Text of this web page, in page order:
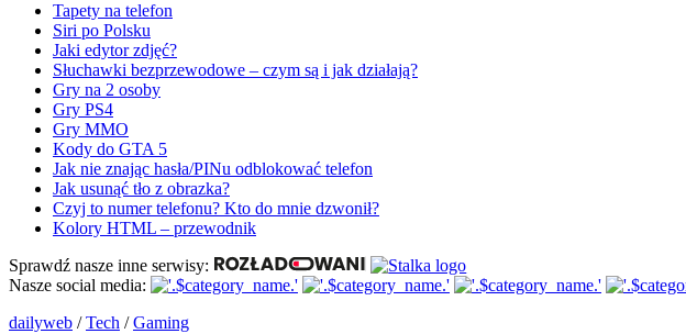
Tapety na telefon
Siri po Polsku
Jaki edytor zdjęć?
Słuchawki bezprzewodowe – czym są i jak działają?
Gry na 2 osoby
Gry PS4
Gry MMO
Kody do GTA 5
Jak nie znając hasła/PINu odblokować telefon
Jak usunąć tło z obrazka?
Czyj to numer telefonu? Kto do mnie dzwonił?
Kolory HTML – przewodnik
Sprawdź nasze inne serwisy:
Nasze social media:
dailyweb /Tech /Gaming